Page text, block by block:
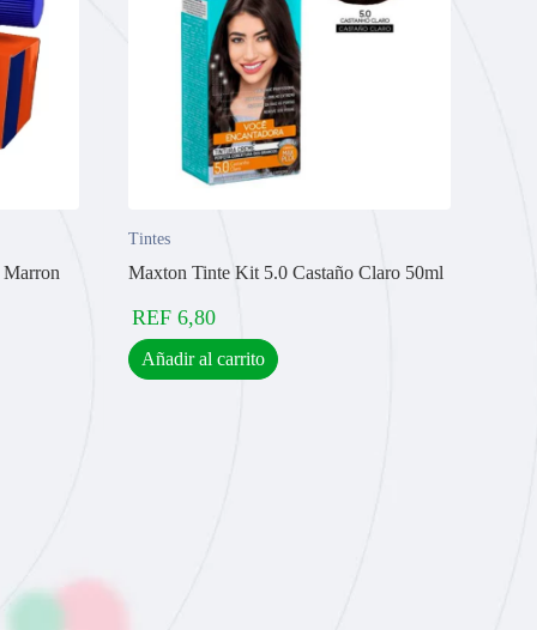
Tintes
Maxton Tinte Kit 5.0 Castaño Claro 50ml
REF 6,80
Añadir al carrito